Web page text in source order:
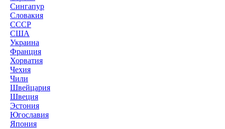
Сингапур
Словакия
СССР
США
Украина
Франция
Хорватия
Чехия
Чили
Швейцария
Швеция
Эстония
Югославия
Япония